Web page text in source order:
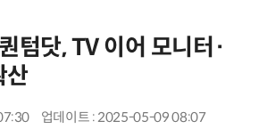
텀닷, TV 이어 모니터·
산
업데이트 : 2025-05-09 08:07